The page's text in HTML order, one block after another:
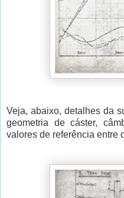
Veja, abaixo, detalhes da
geometria de cáster,
valores de referência entre